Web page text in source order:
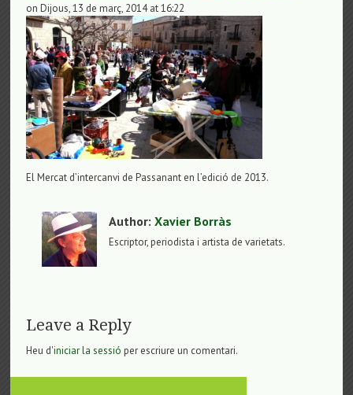
on Dijous, 13 de març, 2014 at 16:22
El Mercat d’intercanvi de Passanant en l’edició de 2013.
Author:Xavier Borràs
Escriptor, periodista i artista de varietats.
Leave a Reply
Heu d'iniciar la sessió per escriure un comentari.